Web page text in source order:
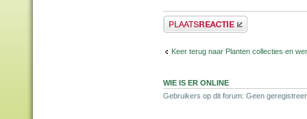
Plaats een reactie
Keer terug naar Planten collecties en
WIE IS ER ONLINE
Gebruikers op dit forum: Geen